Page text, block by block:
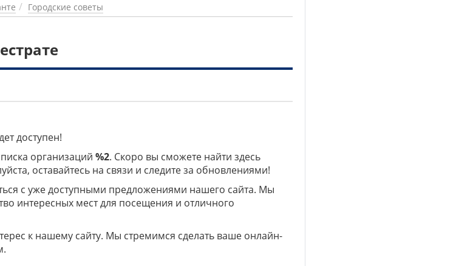
Городские советы
доступен!
организаций %2. Скоро вы сможете найти здесь
оставайтесь на связи и следите за обновлениями!
с уже доступными предложениями нашего сайта. Мы
интересных мест для посещения и отличного
к нашему сайту. Мы стремимся сделать ваше онлайн-